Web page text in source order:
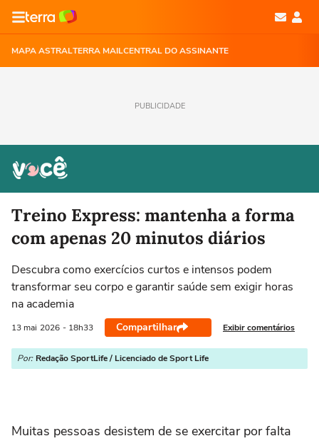
MAPA ASTRALTERRA MAILCENTRAL DO ASSINANTE
PUBLICIDADE
Treino Express: mantenha a forma
com apenas 20 minutos diários
Descubra como exercícios curtos e intensos podem
transformar seu corpo e garantir saúde sem exigir horas
na academia
13 mai 2026 - 18h33 Compartilhar Exibir comentários
Por: Redação SportLife / Licenciado de Sport Life
Muitas pessoas desistem de se exercitar por falta